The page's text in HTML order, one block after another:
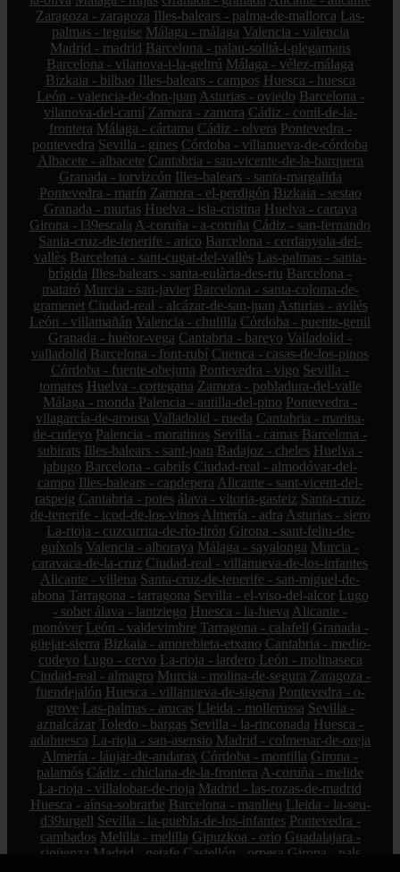
Zaragoza - zaragoza Illes-balears - palma-de-mallorca Las-
palmas - teguise Málaga - málaga Valencia - valencia
Madrid - madrid Barcelona - palau-solità-i-plegamans
Barcelona - vilanova-i-la-geltrú Málaga - vélez-málaga
Bizkaia - bilbao Illes-balears - campos Huesca - huesca
León - valencia-de-don-juan Asturias - oviedo Barcelona -
vilanova-del-camí Zamora - zamora Cádiz - conil-de-la-
frontera Málaga - cártama Cádiz - olvera Pontevedra -
pontevedra Sevilla - gines Córdoba - villanueva-de-córdoba
Albacete - albacete Cantabria - san-vicente-de-la-barquera
Granada - torvizcón Illes-balears - santa-margalida
Pontevedra - marín Zamora - el-perdigón Bizkaia - sestao
Granada - murtas Huelva - isla-cristina Huelva - cartaya
Girona - l39escala A-coruña - a-coruña Cádiz - san-fernando
Santa-cruz-de-tenerife - arico Barcelona - cerdanyola-del-
vallès Barcelona - sant-cugat-del-vallès Las-palmas - santa-
brígida Illes-balears - santa-eulària-des-riu Barcelona -
mataró Murcia - san-javier Barcelona - santa-coloma-de-
gramenet Ciudad-real - alcázar-de-san-juan Asturias - avilés
León - villamañán Valencia - chulilla Córdoba - puente-genil
Granada - huétor-vega Cantabria - bareyo Valladolid -
valladolid Barcelona - font-rubí Cuenca - casas-de-los-pinos
Córdoba - fuente-obejuna Pontevedra - vigo Sevilla -
tomares Huelva - cortegana Zamora - pobladura-del-valle
Málaga - monda Palencia - autilla-del-pino Pontevedra -
vilagarcía-de-arousa Valladolid - rueda Cantabria - marina-
de-cudeyo Palencia - moratinos Sevilla - camas Barcelona -
subirats Illes-balears - sant-joan Badajoz - cheles Huelva -
jabugo Barcelona - cabrils Ciudad-real - almodóvar-del-
campo Illes-balears - capdepera Alicante - sant-vicent-del-
raspeig Cantabria - potes álava - vitoria-gasteiz Santa-cruz-
de-tenerife - icod-de-los-vinos Almería - adra Asturias - siero
La-rioja - cuzcurrita-de-río-tirón Girona - sant-feliu-de-
guíxols Valencia - alboraya Málaga - sayalonga Murcia -
caravaca-de-la-cruz Ciudad-real - villanueva-de-los-infantes
Alicante - villena Santa-cruz-de-tenerife - san-miguel-de-
abona Tarragona - tarragona Sevilla - el-viso-del-alcor Lugo
- sober álava - lantziego Huesca - la-fueva Alicante -
monòver León - valdevimbre Tarragona - calafell Granada -
güejar-sierra Bizkaia - amorebieta-etxano Cantabria - medio-
cudeyo Lugo - cervo La-rioja - lardero León - molinaseca
Ciudad-real - almagro Murcia - molina-de-segura Zaragoza -
fuendejalón Huesca - villanueva-de-sigena Pontevedra - o-
grove Las-palmas - arucas Lleida - mollerussa Sevilla -
aznalcázar Toledo - bargas Sevilla - la-rinconada Huesca -
adahuesca La-rioja - san-asensio Madrid - colmenar-de-oreja
Almería - láujar-de-andarax Córdoba - montilla Girona -
palamós Cádiz - chiclana-de-la-frontera A-coruña - melide
La-rioja - villalobar-de-rioja Madrid - las-rozas-de-madrid
Huesca - aínsa-sobrarbe Barcelona - manlleu Lleida - la-seu-
d39urgell Sevilla - la-puebla-de-los-infantes Pontevedra -
cambados Melilla - melilla Gipuzkoa - orio Guadalajara -
sigüenza Madrid - getafe Castellón - orpesa Girona - pals